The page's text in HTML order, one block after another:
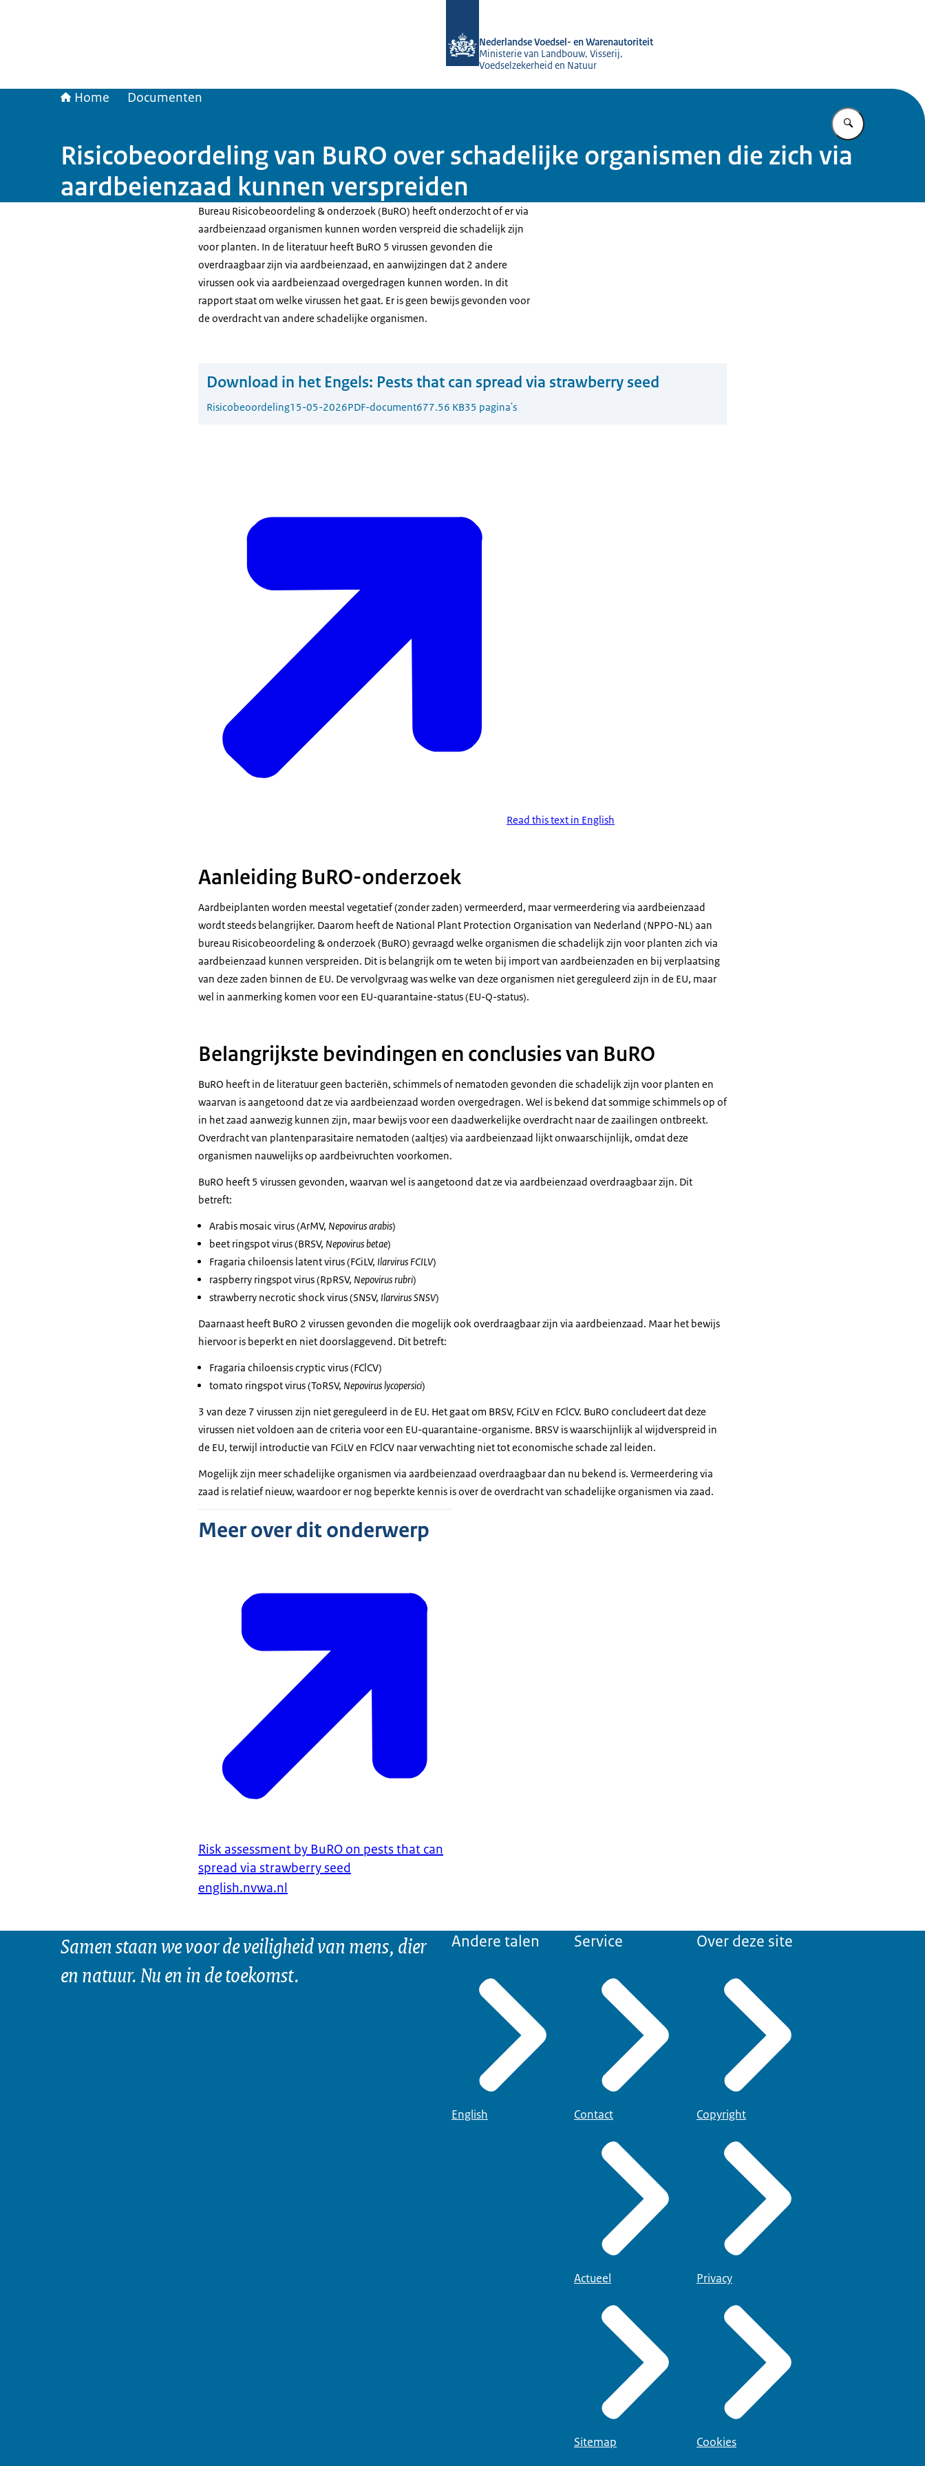
Nederlandse Voedsel- en Warenautoriteit
Ministerie van Landbouw, Visserij,
Voedselzekerheid en Natuur
Home Documenten
Vul in wat u
Risicobeoordeling van BuRO over schadelijke organismen die zich via
aardbeienzaad kunnen verspreiden
Bureau Risicobeoordeling & onderzoek (BuRO) heeft onderzocht of er via
aardbeienzaad organismen kunnen worden verspreid die schadelijk zijn
voor planten. In de literatuur heeft BuRO 5 virussen gevonden die
overdraagbaar zijn via aardbeienzaad, en aanwijzingen dat 2 andere
virussen ook via aardbeienzaad overgedragen kunnen worden. In dit
rapport staat om welke virussen het gaat. Er is geen bewijs gevonden voor
de overdracht van andere schadelijke organismen.
Download in het Engels: Pests that can spread via strawberry seed
Risicobeoordeling15-05-2026PDF-document677.56 KB35 pagina's
Read this text in English
Aanleiding BuRO-onderzoek
Aardbeiplanten worden meestal vegetatief (zonder zaden) vermeerderd, maar vermeerdering via aardbeienzaad
wordt steeds belangrijker. Daarom heeft de National Plant Protection Organisation van Nederland (NPPO-NL) aan
bureau Risicobeoordeling & onderzoek (BuRO) gevraagd welke organismen die schadelijk zijn voor planten zich via
aardbeienzaad kunnen verspreiden. Dit is belangrijk om te weten bij import van aardbeienzaden en bij verplaatsing
van deze zaden binnen de EU. De vervolgvraag was welke van deze organismen niet gereguleerd zijn in de EU, maar
wel in aanmerking komen voor een EU-quarantaine-status (EU-Q-status).
Belangrijkste bevindingen en conclusies van BuRO
BuRO heeft in de literatuur geen bacteriën, schimmels of nematoden gevonden die schadelijk zijn voor planten en
waarvan is aangetoond dat ze via aardbeienzaad worden overgedragen. Wel is bekend dat sommige schimmels op of
in het zaad aanwezig kunnen zijn, maar bewijs voor een daadwerkelijke overdracht naar de zaailingen ontbreekt.
Overdracht van plantenparasitaire nematoden (aaltjes) via aardbeienzaad lijkt onwaarschijnlijk, omdat deze
organismen nauwelijks op aardbeivruchten voorkomen.
BuRO heeft 5 virussen gevonden, waarvan wel is aangetoond dat ze via aardbeienzaad overdraagbaar zijn. Dit
betreft:
Arabis mosaic virus (ArMV, Nepovirus arabis)
beet ringspot virus (BRSV, Nepovirus betae)
Fragaria chiloensis latent virus (FCiLV, Ilarvirus FCILV)
raspberry ringspot virus (RpRSV, Nepovirus rubri)
strawberry necrotic shock virus (SNSV, Ilarvirus SNSV)
Daarnaast heeft BuRO 2 virussen gevonden die mogelijk ook overdraagbaar zijn via aardbeienzaad. Maar het bewijs
hiervoor is beperkt en niet doorslaggevend. Dit betreft:
Fragaria chiloensis cryptic virus (FClCV)
tomato ringspot virus (ToRSV, Nepovirus lycopersici)
3 van deze 7 virussen zijn niet gereguleerd in de EU. Het gaat om BRSV, FCiLV en FClCV. BuRO concludeert dat deze
virussen niet voldoen aan de criteria voor een EU-quarantaine-organisme. BRSV is waarschijnlijk al wijdverspreid in
de EU, terwijl introductie van FCiLV en FClCV naar verwachting niet tot economische schade zal leiden.
Mogelijk zijn meer schadelijke organismen via aardbeienzaad overdraagbaar dan nu bekend is. Vermeerdering via
zaad is relatief nieuw, waardoor er nog beperkte kennis is over de overdracht van schadelijke organismen via zaad.
Meer over dit onderwerp
Risk assessment by BuRO on pests that can
spread via strawberry seed
english.nvwa.nl
Samen staan we voor de veiligheid van mens, dier
en natuur. Nu en in de toekomst.
Andere talen
English
Service
Contact
Actueel
Sitemap
Over deze site
Copyright
Privacy
Cookies